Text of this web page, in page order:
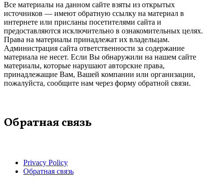
Все материалы на данном сайте взяты из открытых
источников — имеют обратную ссылку на материал в
интернете или присланы посетителями сайта и
предоставляются исключительно в ознакомительных целях.
Права на материалы принадлежат их владельцам.
Администрация сайта ответственности за содержание
материала не несет. Если Вы обнаружили на нашем сайте
материалы, которые нарушают авторские права,
принадлежащие Вам, Вашей компании или организации,
пожалуйста, сообщите нам через форму обратной связи.
Обратная связь
Privacy Policy
Обратная связь